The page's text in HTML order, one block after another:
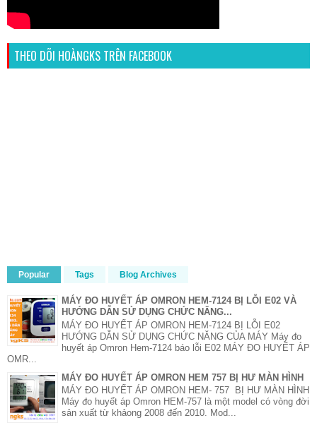
THEO DÕI HOÀNGKS TRÊN FACEBOOK
Popular Tags Blog Archives
MÁY ĐO HUYẾT ÁP OMRON HEM-7124 BỊ LỖI E02 VÀ
HƯỚNG DẪN SỬ DỤNG CHỨC NĂNG...
MÁY ĐO HUYẾT ÁP OMRON HEM-7124 BỊ LỖI E02
HƯỚNG DẪN SỬ DỤNG CHỨC NĂNG CỦA MÁY Máy đo
huyết áp Omron Hem-7124 báo lỗi E02 MÁY ĐO HUYẾT ÁP
OMR...
MÁY ĐO HUYẾT ÁP OMRON HEM 757 BỊ HƯ MÀN HÌNH
MÁY ĐO HUYẾT ÁP OMRON HEM- 757 BỊ HƯ MÀN HÌNH
Máy đo huyết áp Omron HEM-757 là một model có vòng đời
sản xuất từ khảong 2008 đến 2010. Mod...